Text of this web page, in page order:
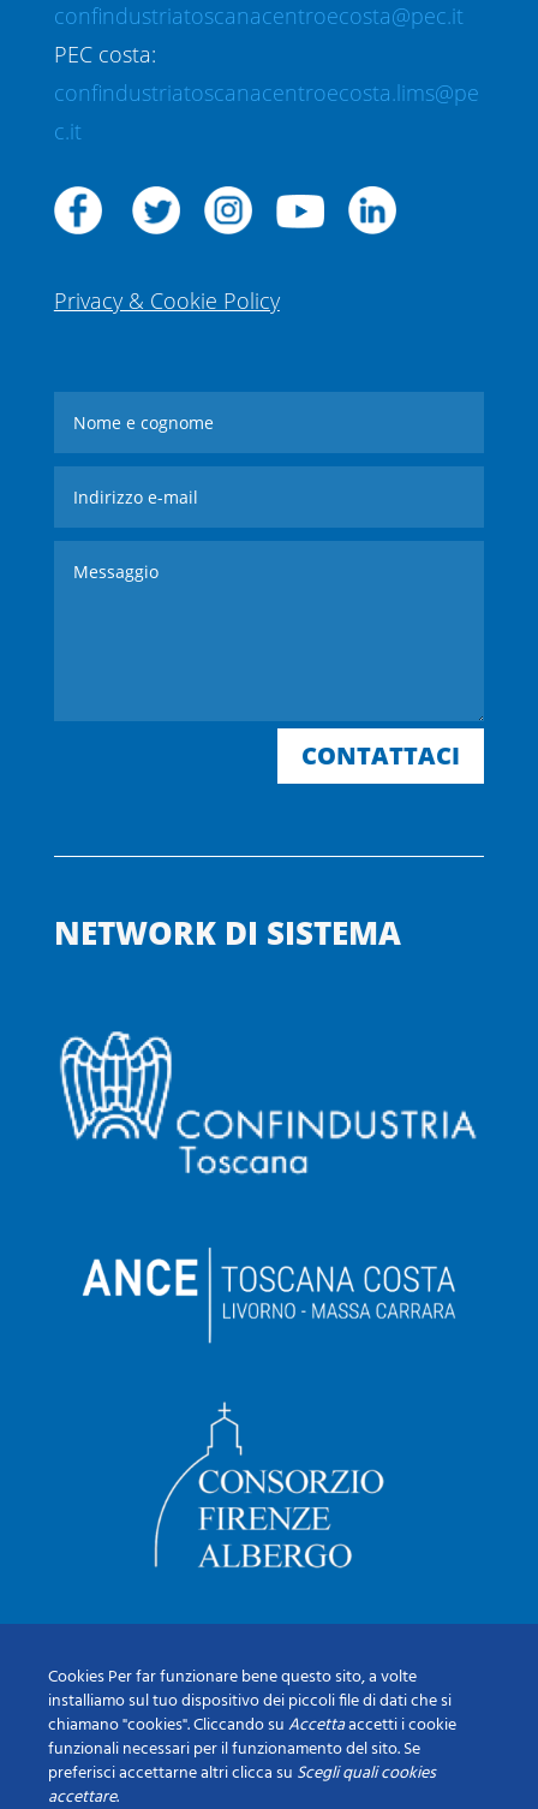
confindustriatoscanacentroecosta@pec.it
PEC costa:
confindustriatoscanacentroecosta.lims@pe
c.it
Privacy & Cookie Policy
CONTATTACI
NETWORK DI SISTEMA
Cookies Per far funzionare bene questo sito, a volte
installiamo sul tuo dispositivo dei piccoli file di dati che si
chiamano "cookies". Cliccando suAccettaaccetti i cookie
funzionali necessari per il funzionamento del sito. Se
preferisci accettarne altri clicca su Scegli quali cookies
accettare.